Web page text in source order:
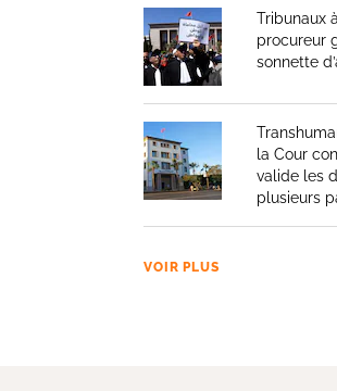
Tribunaux
procureur
sonnette
la Cour
valide les
plusieurs
VOIR PLUS